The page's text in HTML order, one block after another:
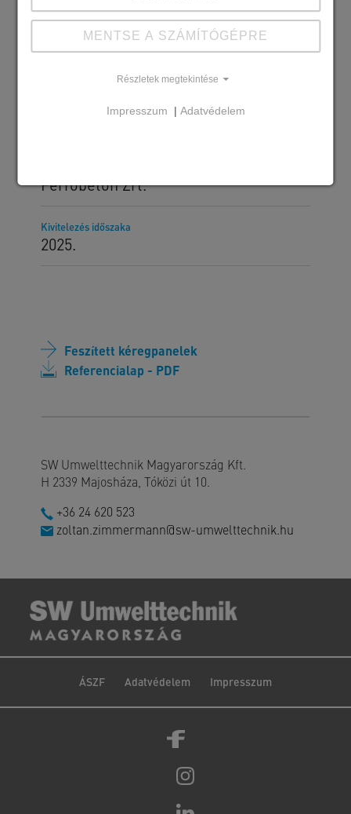
Szállított SW termékek
Ferrobeton Zrt.
Kivitelezés időszaka
2025.
Feszített kéregpanelek
Referencialap - PDF
SW Umwelttechnik Magyarország Kft.
H 2339 Majosháza, Tóközi út 10.
+36 24 620 523
zoltan.zimmermann@sw-umwelttechnik.hu
ÁSZF Adatvédelem Impresszum
MENTSE A SZÁMÍTÓGÉPRE
Részletek megtekintése
Impresszum | Adatvédelem